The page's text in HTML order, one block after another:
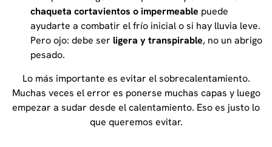
chaqueta cortavientos o impermeable puede
ayudarte a combatir el frío inicial o si hay lluvia leve.
Pero ojo: debe ser ligera y transpirable, no un abrigo
pesado.
Lo más importante es evitar el sobrecalentamiento.
Muchas veces el error es ponerse muchas capas y luego
empezar a sudar desde el calentamiento. Eso es justo lo
que queremos evitar.